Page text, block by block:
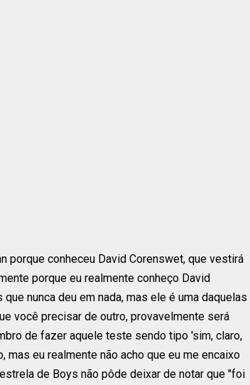
porque conheceu David Corenswet, que vestirá
porque eu realmente conheço David
nunca deu em nada, mas ele é uma daquelas
você precisar de outro, provavelmente será
de fazer aquele teste sendo tipo 'sim, claro,
mas eu realmente não acho que eu me encaixo
de Boys não pôde deixar de notar que "foi